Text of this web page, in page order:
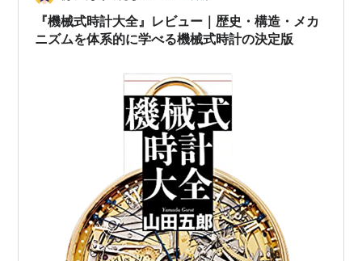
『機械式時計大全』レビュー｜歴史・構造・メカ
ニズムを体系的に学べる機械式時計の決定版